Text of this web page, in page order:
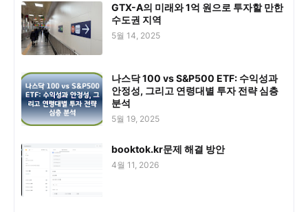
GTX-A의 미래와 1억 원으로 투자할 만한
수도권 지역
5월 14, 2025
나스닥 100 vs S&P500 ETF: 수익성과
안정성, 그리고 연령대별 투자 전략 심층
분석
5월 19, 2025
booktok.kr문제 해결 방안
4월 11, 2026